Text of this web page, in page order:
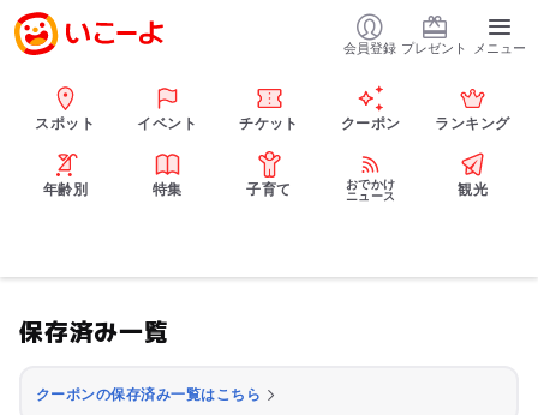
会員登録 プレゼント メニュー
スポット イベント チケット クーポン ランキング
年齢別 特集 子育て
おでかけ
ニュース
観光
保存済み一覧
クーポンの保存済み一覧はこちら